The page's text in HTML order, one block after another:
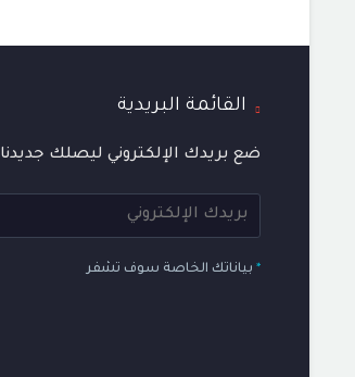
القائمة البريدية
ضع بريدك الإلكتروني ليصلك جديدنا
* بياناتك الخاصة سوف تشفر